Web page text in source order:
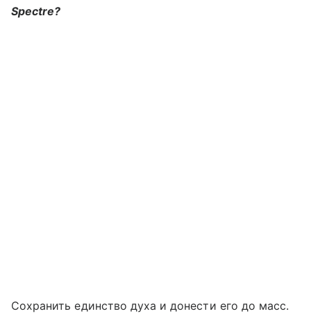
Spectre?
Сохранить единство духа и донести его до масс.